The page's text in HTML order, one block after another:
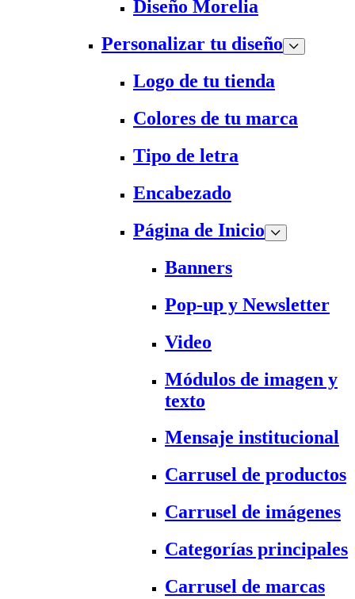
Diseño Morelia
Personalizar tu diseño
Logo de tu tienda
Colores de tu marca
Tipo de letra
Encabezado
Página de Inicio
Banners
Pop-up y Newsletter
Video
Módulos de imagen y
texto
Mensaje institucional
Carrusel de productos
Carrusel de imágenes
Categorías principales
Carrusel de marcas